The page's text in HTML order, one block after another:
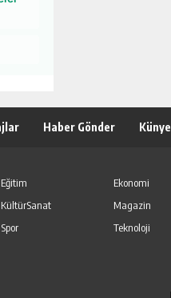
Haber Gönder Künye
Eğitim Ekonomi
KültürSanat Magazin
Spor Teknoloji